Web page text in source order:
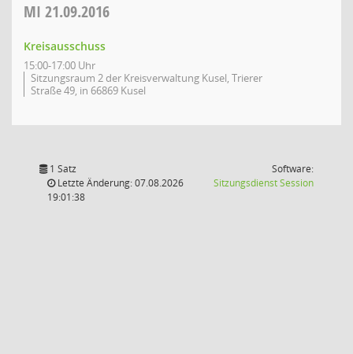
MI 21.09.2016
Kreisausschuss
15:00-17:00 Uhr
Sitzungsraum 2 der Kreisverwaltung Kusel, Trierer
Straße 49, in 66869 Kusel
1 Satz
Letzte Änderung: 07.08.2026
19:01:38
Software:
SitzungsdienstSession(Wird in